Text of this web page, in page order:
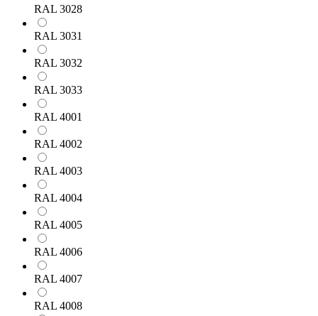
RAL 3028
RAL 3031
RAL 3032
RAL 3033
RAL 4001
RAL 4002
RAL 4003
RAL 4004
RAL 4005
RAL 4006
RAL 4007
RAL 4008